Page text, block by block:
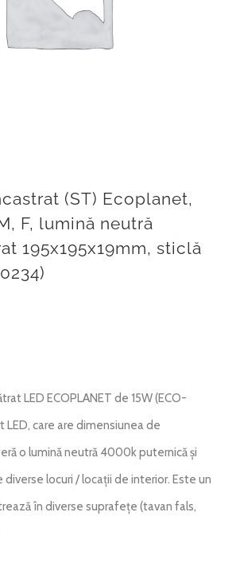
(ST) Ecoplanet,
F, lumină neutră
195x195x19mm, sticlă
LED ECOPLANET de 15W (ECO-
care are dimensiunea de
o lumină neutră 4000k puternică și
locuri / locații de interior. Este un
în diverse suprafețe (tavan fals,